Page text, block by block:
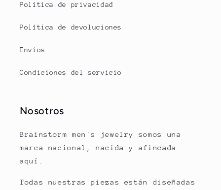
Política de privacidad
Política de devoluciones
Envíos
Condiciones del servicio
Nosotros
Brainstorm men's jewelry somos una
marca nacional, nacida y afincada
aquí.
Todas nuestras piezas están diseñadas